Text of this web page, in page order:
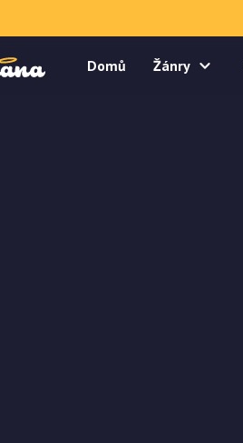
Domů Žánry